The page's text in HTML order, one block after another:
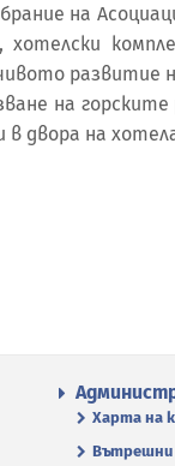
на
развитие
на горските
двора на
Харта на
Вътрешни